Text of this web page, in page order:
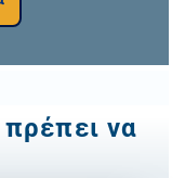
να